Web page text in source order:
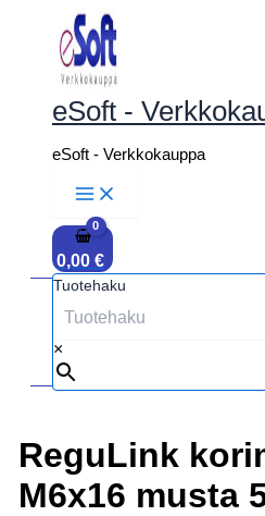
sisältöön
eSoft -
eSoft - Verkkokauppa
0,00 €
Tuotehaku
×
ReguLink
M6x16 musta